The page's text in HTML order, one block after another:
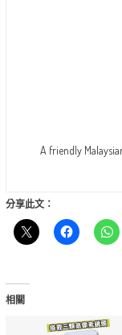
A friendly
分享此文：
相關